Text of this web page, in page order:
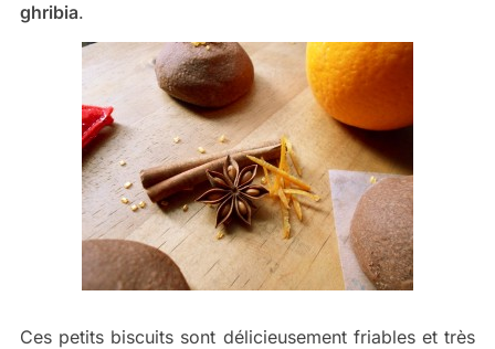
ghribia.
Ces petits biscuits sont délicieusement friables et très